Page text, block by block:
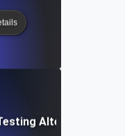
Alternative